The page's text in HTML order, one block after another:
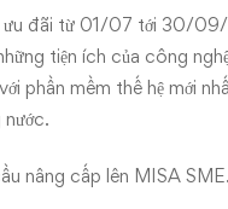
ưu đãi từ 01/07 tới 30/
tiện ích của công
phần mềm thế hệ mới
nâng cấp lên MISA